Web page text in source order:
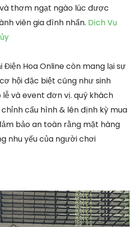
thơm ngạt ngào lúc được
viên gia đình nhấn. Dịch Vụ
Điện Hoa Online còn mang lại sự
hội đặc biệt cũng như sinh
và event đơn vị. quý khách
cấu hình & lên định kỳ mua
bảo an toàn rằng mặt hàng
nhu yếu của người chơi